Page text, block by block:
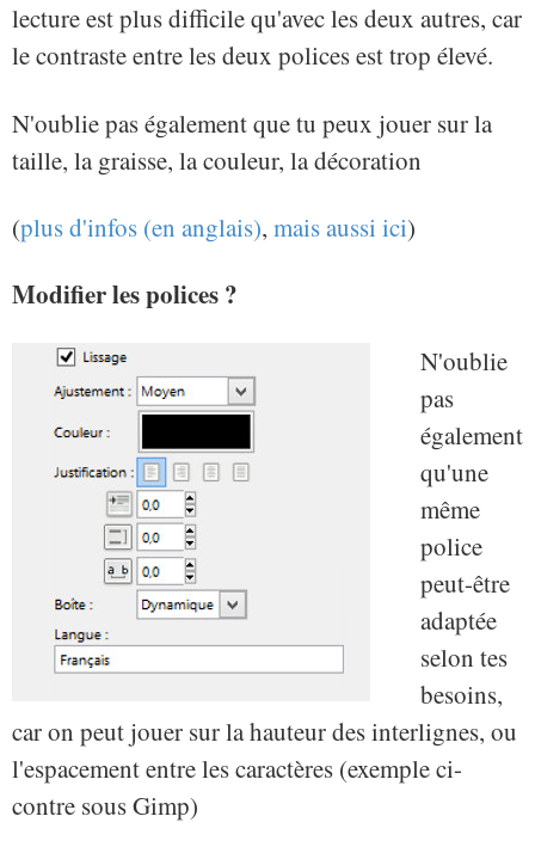
lecture est plus difficile qu'avec les deux autres, car
le contraste entre les deux polices est trop élevé.
N'oublie pas également que tu peux jouer sur la
taille, la graisse, la couleur, la décoration
(plus d'infos (en anglais), mais aussi ici)
Modifier les polices ?
N'oublie
pas
également
qu'une
même
police
peut-être
adaptée
selon tes
besoins,
car on peut jouer sur la hauteur des interlignes, ou
l'espacement entre les caractères (exemple ci-
contre sous Gimp)